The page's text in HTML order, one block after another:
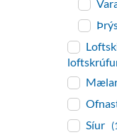
Síur